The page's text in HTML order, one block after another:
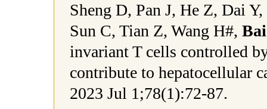
Sheng D, Pan J, He Z, Dai
Sun C, Tian Z, Wang H#,
invariant T cells controlled
contribute to hepatocellular
2023 Jul 1;78(1):72-87.